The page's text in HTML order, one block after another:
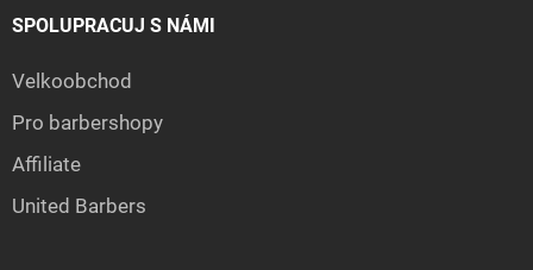
SPOLUPRACUJ S NÁMI
Velkoobchod
Pro barbershopy
Affiliate
United Barbers